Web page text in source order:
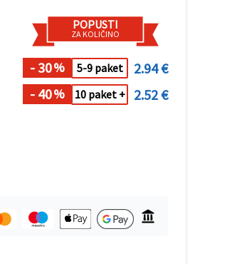
POPUSTI
ZA KOLIČINO
- 30% 5-9 paket
2.94 €
- 40% 10 paket + 2.52 €